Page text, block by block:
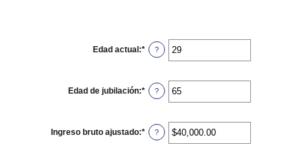
Edad actual :* Ingresa
un
1
y
?
Edad de jubilación:* Ingresa
un
10
y
?
Ingreso bruto ajustado:* Ingresa
un
?